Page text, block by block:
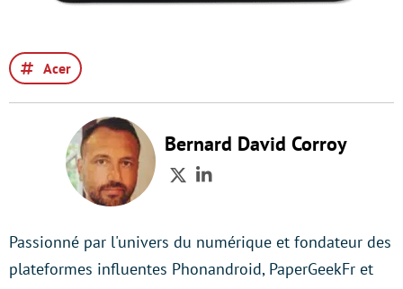
Acer
Bernard David Corroy
TwitterLinkedIn
Passionné par l'univers du numérique et fondateur des
plateformes influentes Phonandroid, PaperGeekFr et